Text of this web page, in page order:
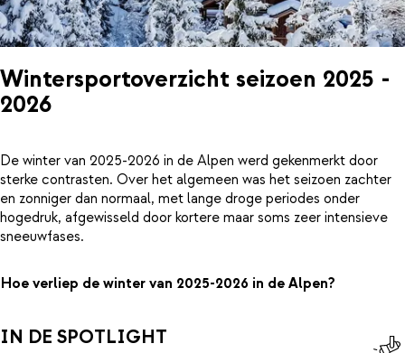
Wintersportoverzicht seizoen 2025 -
2026
De winter van 2025-2026 in de Alpen werd gekenmerkt door
sterke contrasten. Over het algemeen was het seizoen zachter
en zonniger dan normaal, met lange droge periodes onder
hogedruk, afgewisseld door kortere maar soms zeer intensieve
sneeuwfases.
Hoe verliep de winter van 2025-2026 in de Alpen?
IN DE SPOTLIGHT